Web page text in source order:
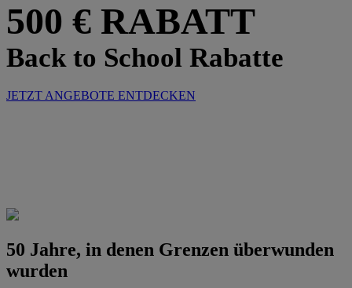
500 € RABATT
Back to School Rabatte
JETZT ANGEBOTE ENTDECKEN
50 Jahre, in denen Grenzen überwunden
wurden